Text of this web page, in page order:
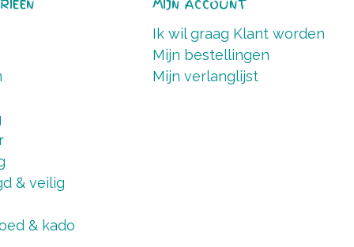
& veilig
& kado
MIJN ACCOUNT
Ik wil graag Klant worden
Mijn bestellingen
Mijn verlanglijst